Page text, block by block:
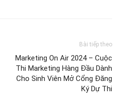
Bài tiếp theo
Marketing On Air 2024 – Cuộc
Thi Marketing Hàng Đầu Dành
Cho Sinh Viên Mở Cổng Đăng
Ký Dự Thi